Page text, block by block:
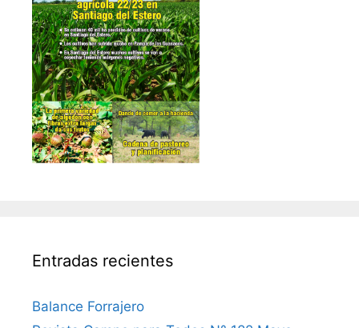
Entradas recientes
Balance Forrajero